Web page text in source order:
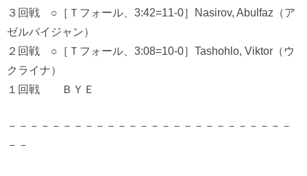
３回戦 ○［Ｔフォール、3:42=11-0］Nasirov, Abulfaz（ア
ゼルバイジャン）
２回戦 ○［Ｔフォール、3:08=10-0］Tashohlo, Viktor（ウ
クライナ）
１回戦 ＢＹＥ
－－－－－－－－－－－－－－－－－－－－－－－－－－
－－